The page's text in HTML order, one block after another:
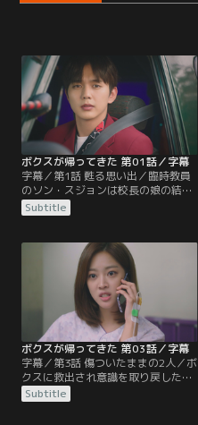
ボクスが帰ってきた 第01話／字幕
字幕／第1話 甦る思い出／臨時教員
のソン・スジョンは校長の娘の結婚
式に行くが、正規採用にしないと言
われ最悪な気分で式場をあとにす
連れ出そうとしていたカン・ボクス
は、逃げる途中でスジョンとすれ違
Subtitle
ボクスが帰ってきた 第03話／字幕
字幕／第3話 傷ついたままの2人／ボ
クスに救出され意識を取り戻したス
ジョンは、自分から大金を騙し取っ
たキム・ミョンホに電話をかける。
Subtitle